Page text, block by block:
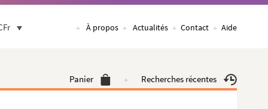
À propos Actualités Contact Aide
Panier Recherches récentes